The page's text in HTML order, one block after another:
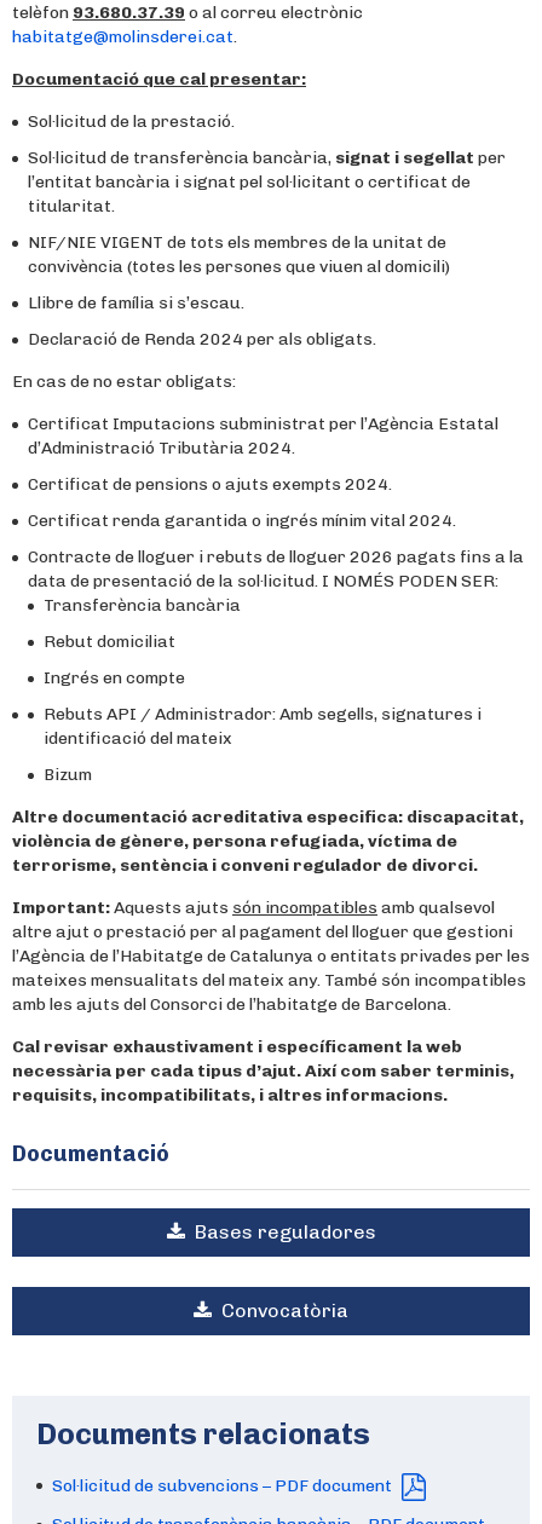
telèfon 93.680.37.39 o al correu electrònic
habitatge@molinsderei.cat.
Documentació que cal presentar:
Sol·licitud de la prestació.
Sol·licitud de transferència bancària, signat i segellat per
l’entitat bancària i signat pel sol·licitant o certificat de
titularitat.
NIF/NIE VIGENT de tots els membres de la unitat de
convivència (totes les persones que viuen al domicili)
Llibre de família si s’escau.
Declaració de Renda 2024 per als obligats.
En cas de no estar obligats:
Certificat Imputacions subministrat per l’Agència Estatal
d’Administració Tributària 2024.
Certificat de pensions o ajuts exempts 2024.
Certificat renda garantida o ingrés mínim vital 2024.
Contracte de lloguer i rebuts de lloguer 2026 pagats fins a la
data de presentació de la sol·licitud. I NOMÉS PODEN SER:
Transferència bancària
Rebut domiciliat
Ingrés en compte
Rebuts API / Administrador: Amb segells, signatures i
identificació del mateix
Bizum
Altre documentació acreditativa especifica: discapacitat,
violència de gènere, persona refugiada, víctima de
terrorisme, sentència i conveni regulador de divorci.
Important:Aquests ajuts són incompatibles amb qualsevol
altre ajut o prestació per al pagament del lloguer que gestioni
l’Agència de l’Habitatge de Catalunya o entitats privades per les
mateixes mensualitats del mateix any. També són incompatibles
amb les ajuts del Consorci de l’habitatge de Barcelona.
Cal revisar exhaustivament i específicament la web
necessària per cada tipus d’ajut. Així com saber terminis,
requisits, incompatibilitats, i altres informacions.
Documentació
Bases reguladores
Convocatòria
Documents relacionats
Sol·licitud de subvencions – PDF document